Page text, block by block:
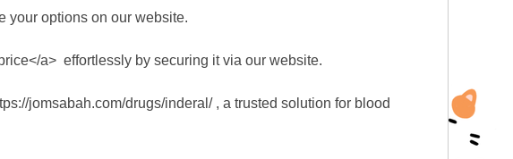
your options on our website.
a> effortlessly by securing it via our website.
jomsabah.com/drugs/inderal/ , a trusted solution for blood